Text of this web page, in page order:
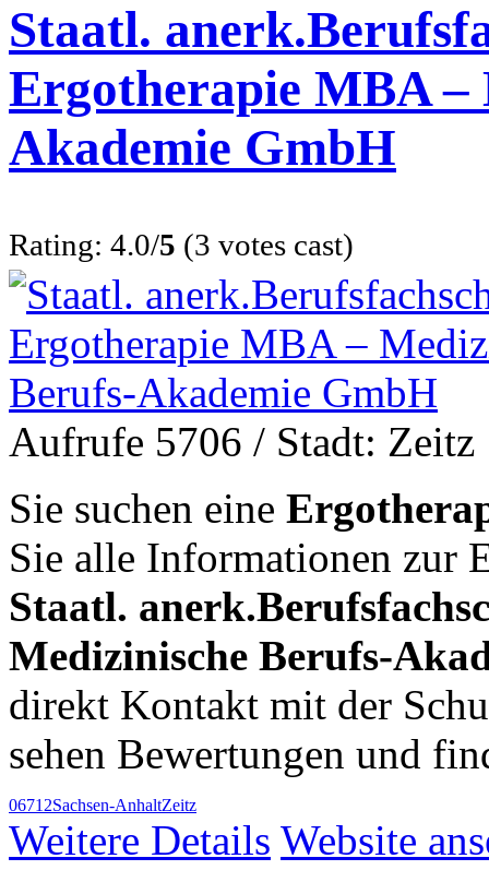
Staatl.
Ergotherapie MBA –
Akademie GmbH
Rating: 4.0/5 (3 votes cast)
Aufrufe 5706 / Stadt: Zeitz
Sie suchen eine
Sie alle Informationen zur
Staatl.
Medizinische Berufs-
direkt Kontakt mit der
sehen Bewertungen und
06712Sachsen-AnhaltZeitz
Weitere Details Website